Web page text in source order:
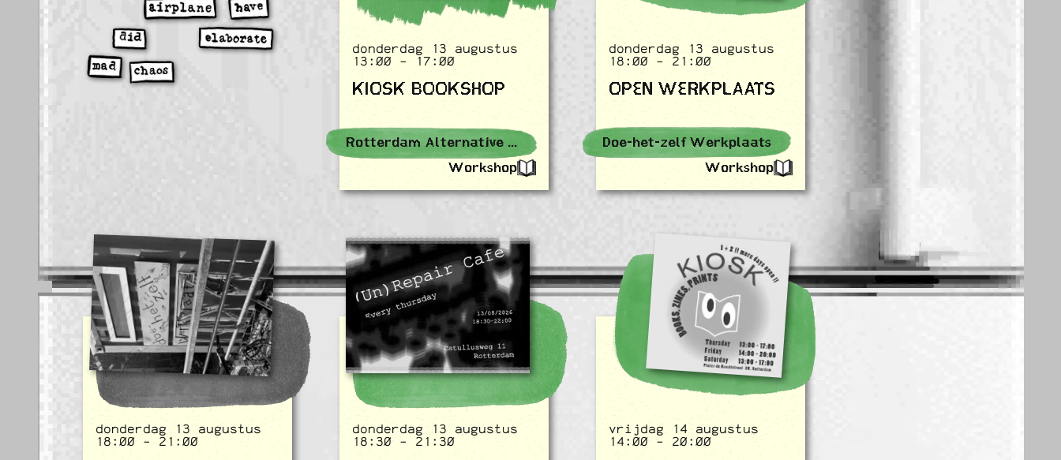
donderdag 13 augustus
13:00 - 17:00
KIOSK BOOKSHOP
Rotterdam Alternative Events
Workshop
donderdag 13 augustus
18:00 - 21:00
OPEN WERKPLAATS
Doe-het-zelf Werkplaats
Workshop
donderdag 13 augustus
18:00 - 21:00
donderdag 13 augustus
18:30 - 21:30
vrijdag 14 augustus
14:00 - 20:00